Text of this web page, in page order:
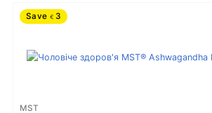
Save € 3
MST